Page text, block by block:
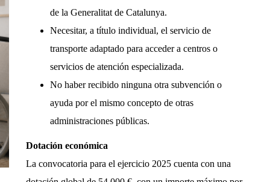
de la Generalitat de Catalunya.
Necesitar, a título individual, el servicio de
transporte adaptado para acceder a centros o
servicios de atención especializada.
No haber recibido ninguna otra subvención o
ayuda por el mismo concepto de otras
administraciones públicas.
Dotación económica
La convocatoria para el ejercicio 2025 cuenta con una